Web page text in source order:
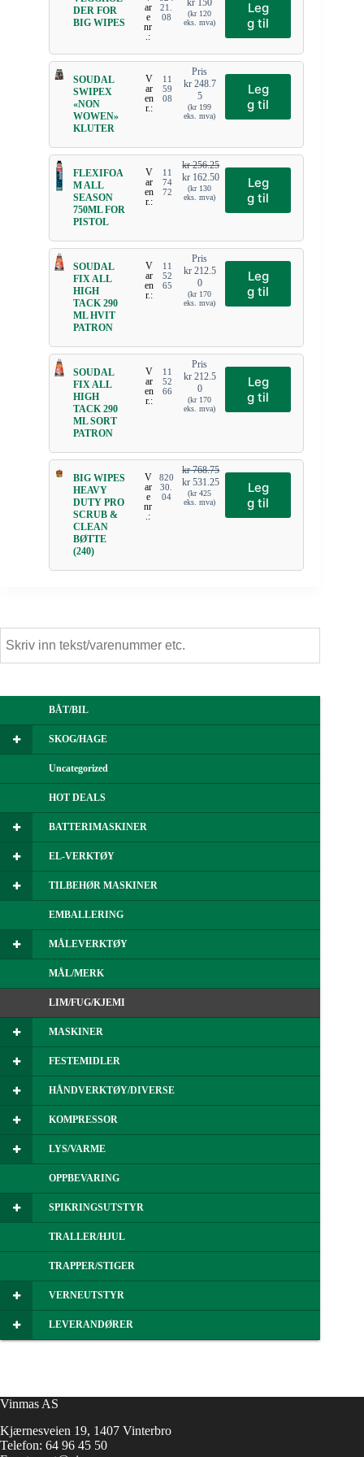
DER FOR
BIG WIPES
ar
e
nr
.:
21.
08
kr 150
(kr120
eks. mva)
Leg
g til
SOUDAL
SWIPEX
«NON
WOWEN»
KLUTER
V
ar
en
r.:
11
59
08
Pris
kr248.7
5
(kr199
eks. mva)
Leg
g til
FLEXIFOA
M ALL
SEASON
750ML FOR
PISTOL
V
ar
en
r.:
11
74
72
kr256.25
kr 162.50
(kr130
eks. mva)
Leg
g til
SOUDAL
FIX ALL
HIGH
TACK 290
ML HVIT
PATRON
V
ar
en
r.:
11
52
65
Pris
kr212.5
0
(kr170
eks. mva)
Leg
g til
SOUDAL
FIX ALL
HIGH
TACK 290
ML SORT
PATRON
V
ar
en
r.:
11
52
66
Pris
kr212.5
0
(kr170
eks. mva)
Leg
g til
BIG WIPES
HEAVY
DUTY PRO
SCRUB &
CLEAN
BØTTE
(240)
V
ar
e
nr
.:
820
30.
04
kr768.75
kr 531.25
(kr425
eks. mva)
Leg
g til
BÅT/BIL
SKOG/HAGE
Uncategorized
HOT DEALS
BATTERIMASKINER
EL-VERKTØY
TILBEHØR MASKINER
EMBALLERING
MÅLEVERKTØY
MÅL/MERK
LIM/FUG/KJEMI
MASKINER
FESTEMIDLER
HÅNDVERKTØY/DIVERSE
KOMPRESSOR
LYS/VARME
OPPBEVARING
SPIKRINGSUTSTYR
TRALLER/HJUL
TRAPPER/STIGER
VERNEUTSTYR
LEVERANDØRER
Vinmas AS
Kjærnesveien 19, 1407 Vinterbro
Telefon: 64 96 45 50